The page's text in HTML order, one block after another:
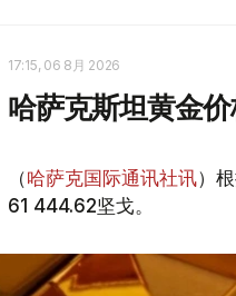
17:15, 06 8月 2026
哈萨克斯坦黄金
（哈萨克国际通讯社讯）
61 444.62坚戈。